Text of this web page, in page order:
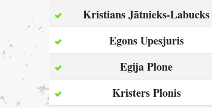
Kristians Jātnieks-Labucks
Egons Upesjuris
Egija Plone
Kristers Plonis